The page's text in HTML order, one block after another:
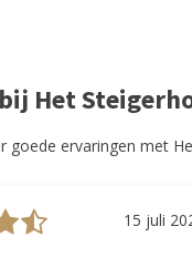
Het
goede ervaringen met
15 juli